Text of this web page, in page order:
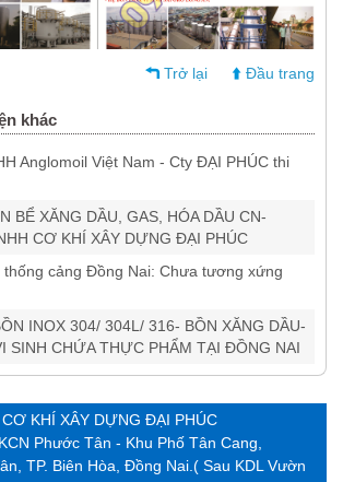
Trở lại Đầu trang
khác
Anglomoil Việt Nam - Cty ĐẠI PHÚC thi
BỂ XĂNG DẦU, GAS, HÓA DẦU CN-
CƠ KHÍ XÂY DỰNG ĐẠI PHÚC
thống cảng Đồng Nai: Chưa tương xứng
INOX 304/ 304L/ 316- BỒN XĂNG DẦU-
SINH CHỨA THỰC PHẨM TẠI ĐỒNG NAI
KHÍ XÂY DỰNG ĐẠI PHÚC
Phước Tân - Khu Phố Tân Cang,
TP. Biên Hòa, Đồng Nai.( Sau KDL Vườn